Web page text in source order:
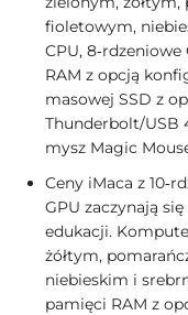
fioletowym,
CPU,
RAM z opcją
masowej SSD z
Thunderbolt/USB
mysz Magic
Ceny iMaca z
GPU zaczynają
edukacji.
żółtym,
niebieskim i
pamięci RAM z